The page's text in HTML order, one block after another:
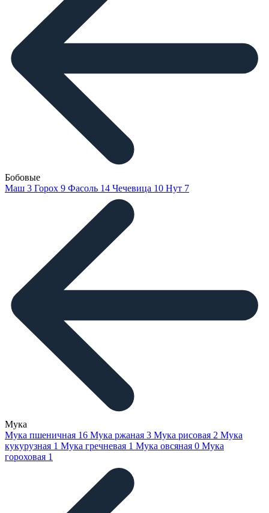
Бобовые
Маш 3 Горох 9 Фасоль 14 Чечевица 10 Нут 7
Мука
Мука пшеничная 16 Мука ржаная 3 Мука рисовая 2 Мука
кукурузная 1 Мука гречневая 1 Мука овсяная 0 Мука
гороховая 1